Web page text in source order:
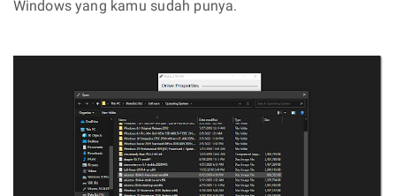
Windows yang kamu sudah punya.